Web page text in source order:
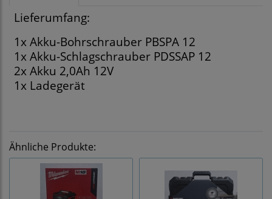
Lieferumfang:
1x Akku-Bohrschrauber PBSPA 12
1x Akku-Schlagschrauber PDSSAP 12
2x Akku 2,0Ah 12V
1x Ladegerät
Ähnliche Produkte: